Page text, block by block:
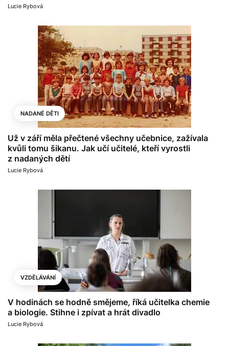
Lucie Rybová
NADANÉ DĚTI
Už v září měla přečtené všechny učebnice, zažívala
kvůli tomu šikanu. Jak učí učitelé, kteří vyrostli
z nadaných dětí
Lucie Rybová
VZDĚLÁVÁNÍ
V hodinách se hodně smějeme, říká učitelka chemie
a biologie. Stihne i zpívat a hrát divadlo
Lucie Rybová